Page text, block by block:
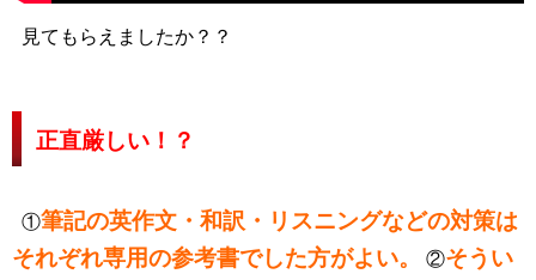
見てもらえましたか？？
正直厳しい！？
①筆記の英作文・和訳・リスニングなどの対策は
それぞれ専用の参考書でした方がよい。
②そうい